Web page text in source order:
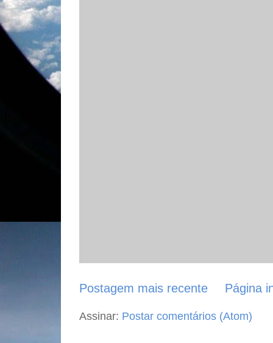
Postagem mais recente Página
Assinar: Postar comentários (Atom)